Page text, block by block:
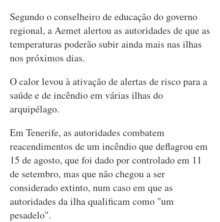
Segundo o conselheiro de educação do governo
regional, a Aemet alertou as autoridades de que as
temperaturas poderão subir ainda mais nas ilhas
nos próximos dias.
O calor levou à ativação de alertas de risco para a
saúde e de incêndio em várias ilhas do
arquipélago.
Em Tenerife, as autoridades combatem
reacendimentos de um incêndio que deflagrou em
15 de agosto, que foi dado por controlado em 11
de setembro, mas que não chegou a ser
considerado extinto, num caso em que as
autoridades da ilha qualificam como "um
pesadelo".